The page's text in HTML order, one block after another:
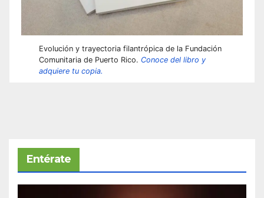
Evolución y trayectoria filantrópica de la Fundación
Comunitaria de Puerto Rico. Conoce del libro y
adquiere tu copia.
Entérate